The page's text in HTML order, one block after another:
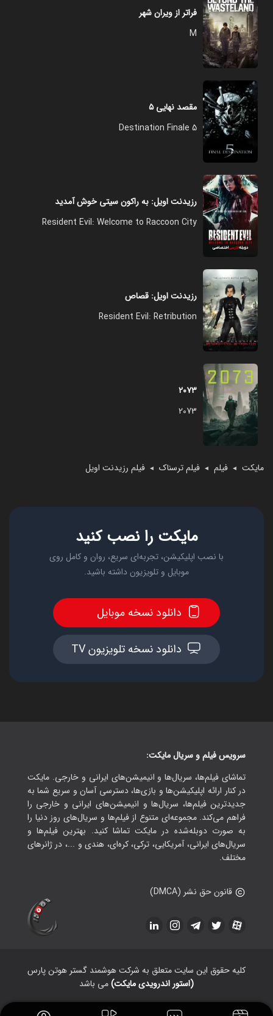
مایکت ◄ فیلم ◄ فیلم ترسناک ◄ فیلم رزیدنت اویل
فراتر از ویران شهر
M
مقصد نهایی ۵
Destination Finale 5
رزیدنت اویل: به راکون سیتی خوش آمدید
Resident Evil: Welcome to Raccoon City
رزیدنت اویل: قصاص
Resident Evil: Retribution
۲۰۷۳
2073
مایکت را نصب کنید
با نصب اپلیکیشن، تجربه‌ای سریع، روان و کامل روی
موبایل و تلویزیون داشته باشید.
دانلود نسخه موبایل
دانلود نسخه تلویزیون TV
سرویس فیلم و سریال مایکت:
تماشای فیلم‌ها، سریال‌ها و انیمیشن‌های ایرانی و خارجی. مایکت
در کنار ارائه اپلیکیشن‌ها و بازی‌ها، دسترسی آسان و سریع شما به
جدیدترین فیلم‌ها، سریال‌ها و انیمیشن‌های ایرانی و خارجی را
فراهم می‌کند. مجموعه‌ای متنوع از فیلم‌ها و سریال‌های روز دنیا را
به صورت دوبله‌شده در مایکت تماشا کنید. بهترین فیلم‌ها و
سریال‌های ایرانی، آمریکایی، ترکی، کره‌ای، هندی و ...، در ژانرهای
مختلف.
قانون حق نشر (DMCA)
کلیه حقوق این سایت متعلق به شرکت هوشمند گستر هوتن پارس
(استور اندرویدی مایکت)می باشد